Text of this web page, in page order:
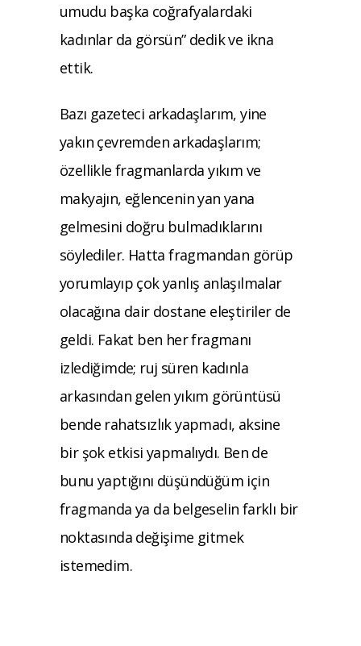
umudu başka coğrafyalardaki
kadınlar da görsün” dedik ve ikna
ettik.
Bazı gazeteci arkadaşlarım, yine
yakın çevremden arkadaşlarım;
özellikle fragmanlarda yıkım ve
makyajın, eğlencenin yan yana
gelmesini doğru bulmadıklarını
söylediler. Hatta fragmandan görüp
yorumlayıp çok yanlış anlaşılmalar
olacağına dair dostane eleştiriler de
geldi. Fakat ben her fragmanı
izlediğimde; ruj süren kadınla
arkasından gelen yıkım görüntüsü
bende rahatsızlık yapmadı, aksine
bir şok etkisi yapmalıydı. Ben de
bunu yaptığını düşündüğüm için
fragmanda ya da belgeselin farklı bir
noktasında değişime gitmek
istemedim.